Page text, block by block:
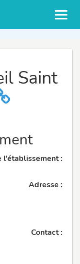
Saint
l'établissement :
Adresse :
Contact :